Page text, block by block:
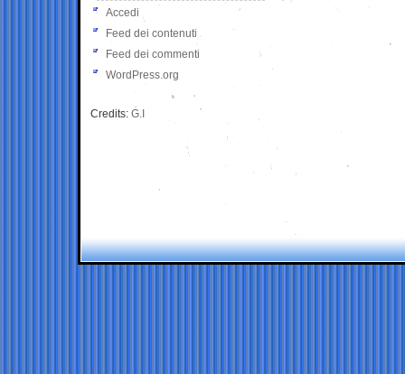
Accedi
Feed dei contenuti
Feed dei commenti
WordPress.org
Credits: G.I